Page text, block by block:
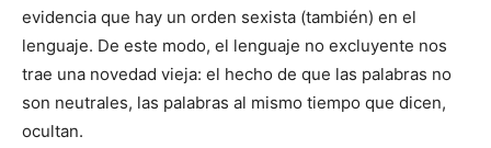
evidencia que hay un orden sexista (también) en el
lenguaje. De este modo, el lenguaje no excluyente nos
trae una novedad vieja: el hecho de que las palabras no
son neutrales, las palabras al mismo tiempo que dicen,
ocultan.